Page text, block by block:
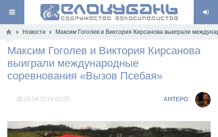
Новости Максим Гоголев и Виктория Кирсанова выиграли
Максим Гоголев и Виктория Кирсанова
выиграли международные
соревнования «Вызов Псебая»
24.04.2019 05:05 AHTEPO